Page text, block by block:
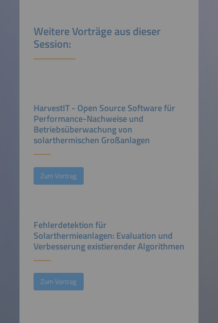
Weitere Vorträge aus dieser
Session:
HarvestIT - Open Source Software für
Performance-Nachweise und
Betriebsüberwachung von
solarthermischen Großanlagen
Zum Vortrag
Fehlerdetektion für
Solarthermieanlagen: Evaluation und
Verbesserung existierender Algorithmen
Zum Vortrag